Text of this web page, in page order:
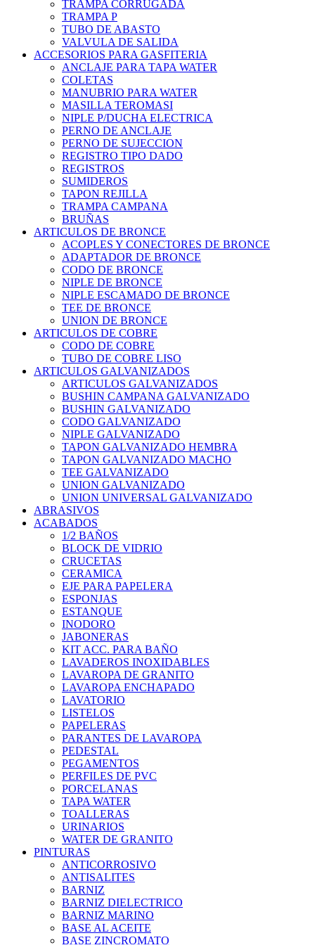
TRAMPA CORRUGADA
TRAMPA P
TUBO DE ABASTO
VALVULA DE SALIDA
ACCESORIOS PARA GASFITERIA
ANCLAJE PARA TAPA WATER
COLETAS
MANUBRIO PARA WATER
MASILLA TEROMASI
NIPLE P/DUCHA ELECTRICA
PERNO DE ANCLAJE
PERNO DE SUJECCION
REGISTRO TIPO DADO
REGISTROS
SUMIDEROS
TAPON REJILLA
TRAMPA CAMPANA
BRUÑAS
ARTICULOS DE BRONCE
ACOPLES Y CONECTORES DE BRONCE
ADAPTADOR DE BRONCE
CODO DE BRONCE
NIPLE DE BRONCE
NIPLE ESCAMADO DE BRONCE
TEE DE BRONCE
UNION DE BRONCE
ARTICULOS DE COBRE
CODO DE COBRE
TUBO DE COBRE LISO
ARTICULOS GALVANIZADOS
ARTICULOS GALVANIZADOS
BUSHIN CAMPANA GALVANIZADO
BUSHIN GALVANIZADO
CODO GALVANIZADO
NIPLE GALVANIZADO
TAPON GALVANIZADO HEMBRA
TAPON GALVANIZADO MACHO
TEE GALVANIZADO
UNION GALVANIZADO
UNION UNIVERSAL GALVANIZADO
ABRASIVOS
ACABADOS
1/2 BAÑOS
BLOCK DE VIDRIO
CRUCETAS
CERAMICA
EJE PARA PAPELERA
ESPONJAS
ESTANQUE
INODORO
JABONERAS
KIT ACC. PARA BAÑO
LAVADEROS INOXIDABLES
LAVAROPA DE GRANITO
LAVAROPA ENCHAPADO
LAVATORIO
LISTELOS
PAPELERAS
PARANTES DE LAVAROPA
PEDESTAL
PEGAMENTOS
PERFILES DE PVC
PORCELANAS
TAPA WATER
TOALLERAS
URINARIOS
WATER DE GRANITO
PINTURAS
ANTICORROSIVO
ANTISALITES
BARNIZ
BARNIZ DIELECTRICO
BARNIZ MARINO
BASE AL ACEITE
BASE ZINCROMATO